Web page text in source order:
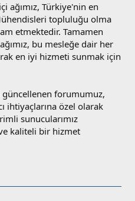
ağımız, Türkiye'nin en
topluluğu olma
etmektedir. Tamamen
bu mesleğe dair her
en iyi hizmeti sunmak için
forumumuz,
ihtiyaçlarına özel olarak
sunucularımız
kaliteli bir hizmet